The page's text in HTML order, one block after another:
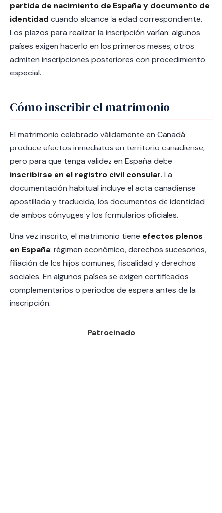
partida de nacimiento de España y documento de
identidad cuando alcance la edad correspondiente.
Los plazos para realizar la inscripción varían: algunos
países exigen hacerlo en los primeros meses; otros
admiten inscripciones posteriores con procedimiento
especial.
Cómo inscribir el matrimonio
El matrimonio celebrado válidamente en Canadá
produce efectos inmediatos en territorio canadiense,
pero para que tenga validez en España debe
inscribirse en el registro civil consular. La
documentación habitual incluye el acta canadiense
apostillada y traducida, los documentos de identidad
de ambos cónyuges y los formularios oficiales.
Una vez inscrito, el matrimonio tiene efectos plenos
en España: régimen económico, derechos sucesorios,
filiación de los hijos comunes, fiscalidad y derechos
sociales. En algunos países se exigen certificados
complementarios o periodos de espera antes de la
inscripción.